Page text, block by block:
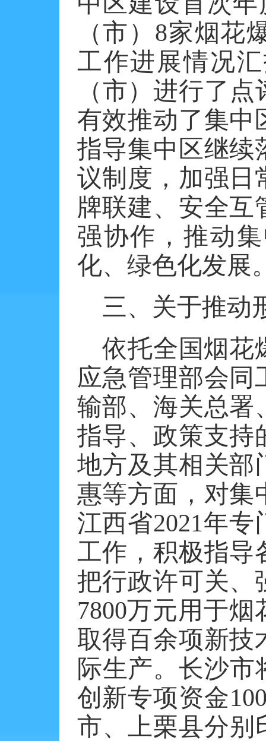
（市）8家烟花
工作进展情况
（市）进行了
有效推动了集中
指导集中区继续
议制度，加强日
牌联建、安全互
强协作，推动
化、绿色化发展
三、关于推动
依托全国烟花
应急管理部会同
输部、海关总署
指导、政策支持
地方及其相关部
惠等方面，对集
江西省2021年专
工作，积极指导
把行政许可关、
7800万元用于
取得百余项新技
际生产。长沙市
创新专项资金
市、上栗县分别